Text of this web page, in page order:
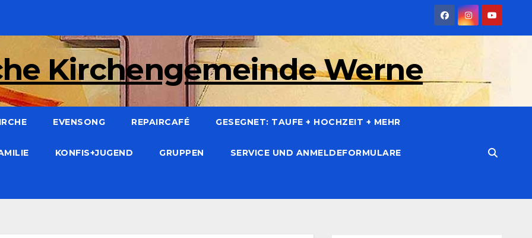
Kirchengemeinde Werne
EVENSONG REPAIRCAFÉ GESEGNET: TAUFE + HOCHZEIT + MEHR
KONFIS+JUGEND GRUPPEN SERVICE UND ANMELDEFORMULARE